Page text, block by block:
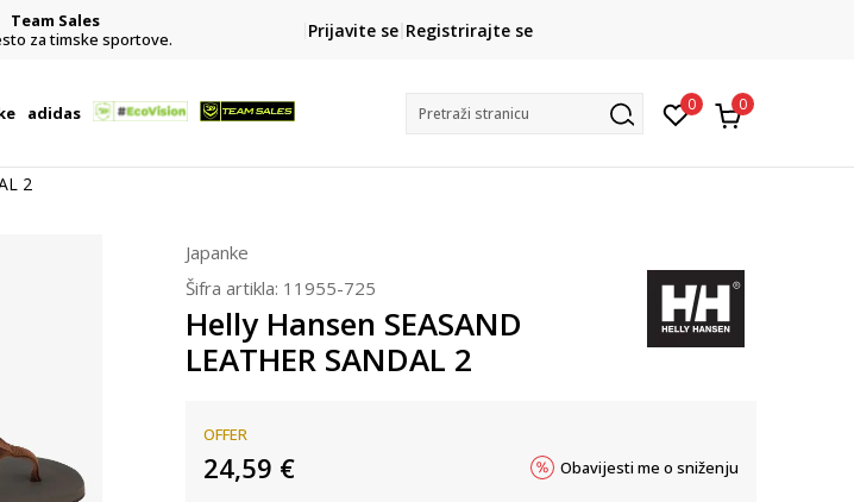
Team Sales
za timske sportove.
CLICK& COLLECT
besplatno preuzimanje u trgovini
Prijavite se Registrirajte se
adidas Pretraži stranicu 0 0
2
Japanke
Šifra artikla: 11955-725
Helly Hansen SEASAND
LEATHER SANDAL 2
OFFER
24,59 € Obavijesti me o sniženju